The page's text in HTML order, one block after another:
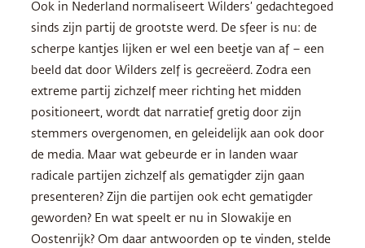
Ook in Nederland normaliseert Wilders’ gedachtegoed
sinds zijn partij de grootste werd. De sfeer is nu: de
scherpe kantjes lijken er wel een beetje van af – een
beeld dat door Wilders zelf is gecreëerd. Zodra een
extreme partij zichzelf meer richting het midden
positioneert, wordt dat narratief gretig door zijn
stemmers overgenomen, en geleidelijk aan ook door
de media. Maar wat gebeurde er in landen waar
radicale partijen zichzelf als gematigder zijn gaan
presenteren? Zijn die partijen ook echt gematigder
geworden? En wat speelt er nu in Slowakije en
Oostenrijk? Om daar antwoorden op te vinden, stelde